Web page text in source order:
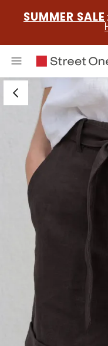
SUMMER SALE